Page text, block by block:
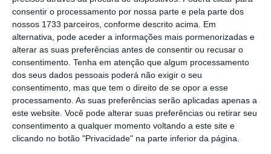
consentir o processamento por nossa parte e pela parte dos
nossos 1733 parceiros, conforme descrito acima. Em
alternativa, pode aceder a informações mais pormenorizadas e
alterar as suas preferências antes de consentir ou recusar o
consentimento. Tenha em atenção que algum processamento
dos seus dados pessoais poderá não exigir o seu
consentimento, mas que tem o direito de se opor a esse
processamento. As suas preferências serão aplicadas apenas a
este website. Você pode alterar suas preferências ou retirar seu
consentimento a qualquer momento voltando a este site e
clicando no botão "Privacidade" na parte inferior da página.
De que forma? Assine o ECO Premium e
tenha acesso a notícias exclusivas, à
opinião que conta, às reportagens e
especiais que mostram o outro lado da
história.
Esta assinatura é uma forma de apoiar
o ECO e os seus jornalistas. A nossa
contrapartida é o jornalismo